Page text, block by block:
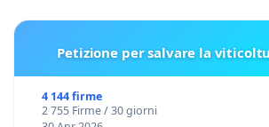
Petizione per salvare la
4 144 firme
2 755 Firme / 30 giorni